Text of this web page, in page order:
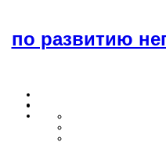
по развитию